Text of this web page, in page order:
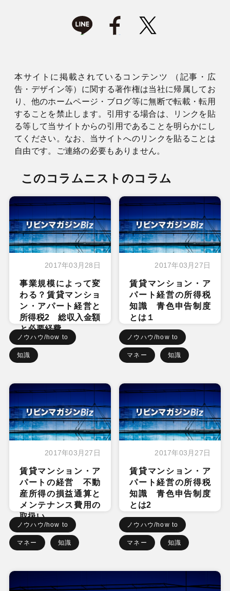
本サイトに掲載されているコンテンツ （記事・広
告・デザイン等）に関する著作権は当社に帰属してお
り、他のホームページ・ブログ等に無断で転載・転用
することを禁止します。引用する場合は、リンクを貼
る等して当サイトからの引用であることを明らかにし
てください。なお、当サイトへのリンクを貼ることは
自由です。ご連絡の必要もありません。
このコラムニストのコラム
2017年03月28日
事業規模によって変
わる？賃貸マンショ
ン・アパート経営と
所得税2 総収入金額
と必要経費
ノウハウ/how to
知識
2017年03月27日
賃貸マンション・ア
パート経営の所得税
知識 青色申告制度
とは１
ノウハウ/how to
マネー 知識
2017年03月27日
賃貸マンション・ア
パートの経営 不動
産所得の損益通算と
メンテナンス費用の
取扱い
ノウハウ/how to
マネー 知識
2017年03月27日
賃貸マンション・ア
パート経営の所得税
知識 青色申告制度
とは2
ノウハウ/how to
マネー 知識